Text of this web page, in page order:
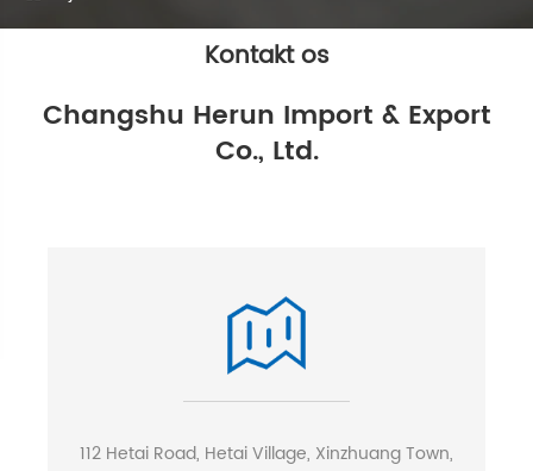
Kontakt os
Changshu Herun Import & Export
Co., Ltd.
112 Hetai Road, Hetai Village, Xinzhuang Town,